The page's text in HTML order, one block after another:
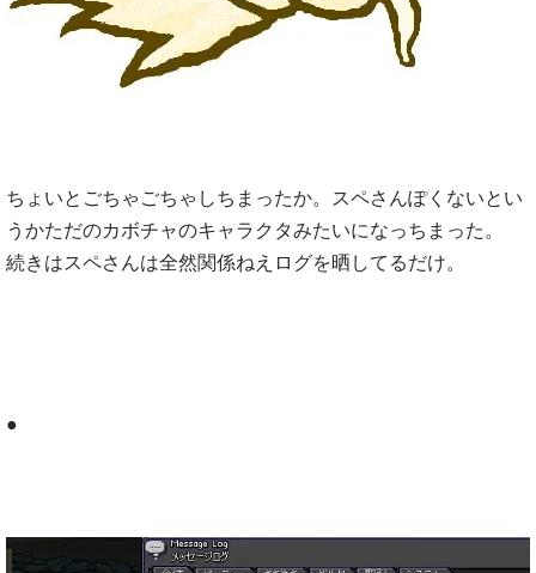
ちょいとごちゃごちゃしちまったか。スペさんぽくないとい
うかただのカボチャのキャラクタみたいになっちまった。
続きはスペさんは全然関係ねえログを晒してるだけ。
●